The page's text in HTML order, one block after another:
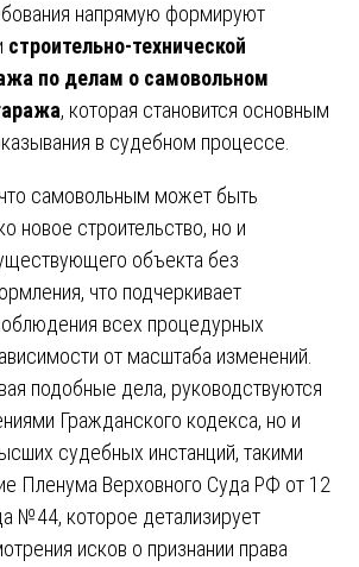
напрямую формируют
строительно-технической
по делам о самовольном
, которая становится основным
в судебном процессе.
самовольным может быть
новое строительство, но и
объекта без
что подчеркивает
всех процедурных
от масштаба изменений.
подобные дела, руководствуются
Гражданского кодекса, но и
судебных инстанций, такими
Пленума Верховного Суда РФ от 12
№44, которое детализирует
исков о признании права